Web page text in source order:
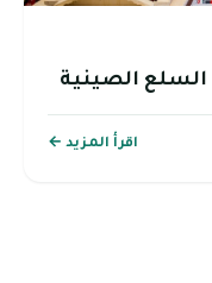
الصينية
اقرأ المزيد ←